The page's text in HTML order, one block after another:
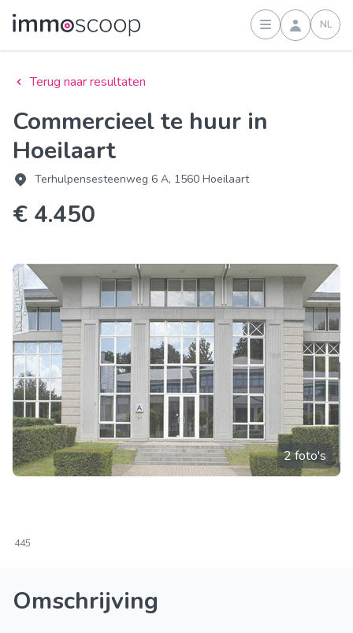
Inloggen
NL
Terug naar resultaten
Commercieel te huur in
Hoeilaart
Terhulpensesteenweg 6 A, 1560 Hoeilaart
€ 4.450
2 foto's
445
Omschrijving